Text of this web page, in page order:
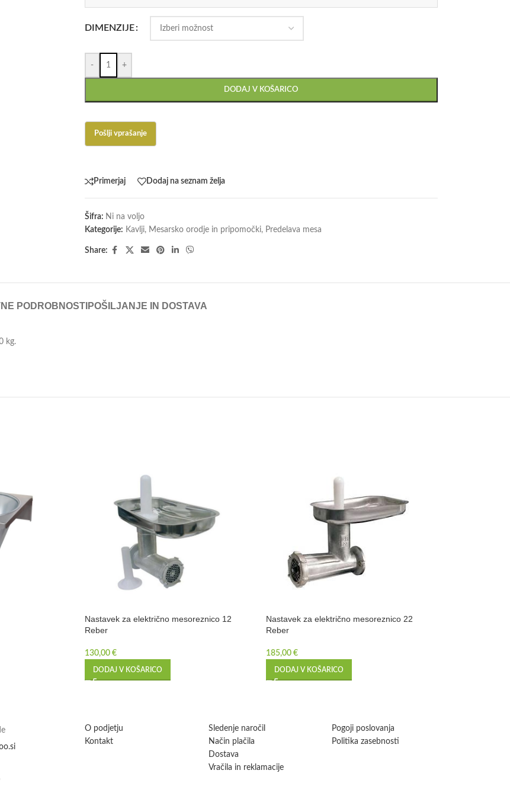
DIMENZIJE
- +
DODAJ V KOŠARICO
Primerjaj Dodaj na seznam želja
Šifra: Ni na voljo
Kategorije: Kavlji, Mesarsko orodje in pripomočki, Predelava mesa
Share:
PODROBNOSTI POŠILJANJE IN DOSTAVA
kg.
Nastavek za električno mesoreznico 12
Reber
130,00 €
DODAJ V KOŠARICO
Nastavek za električno mesoreznico 22
Reber
185,00 €
DODAJ V KOŠARICO
O podjetju
Kontakt
Sledenje naročil
Način plačila
Dostava
Vračila in reklamacije
Pogoji poslovanja
Politika zasebnosti